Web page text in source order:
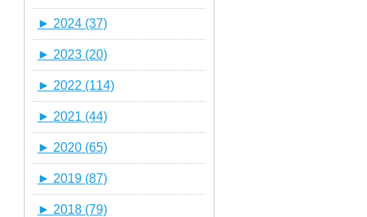
► 2024 (37)
► 2023 (20)
► 2022 (114)
► 2021 (44)
► 2020 (65)
► 2019 (87)
► 2018 (79)